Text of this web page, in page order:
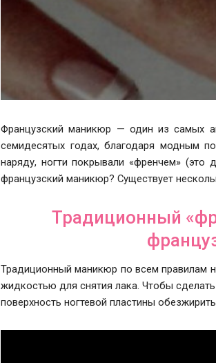
Французский маникюр — один из самых
семидесятых годах, благодаря модным
наряду, ногти покрывали «френчем» (это
французский маникюр? Существует
Традиционный
Традиционный маникюр по всем правилам
жидкостью для снятия лака. Чтобы
поверхность ногтевой пластины